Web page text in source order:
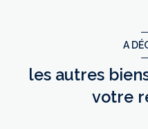
A
les autres
votre